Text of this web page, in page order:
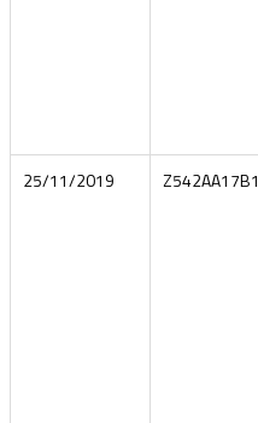
25/11/2019 Z542AA17B1